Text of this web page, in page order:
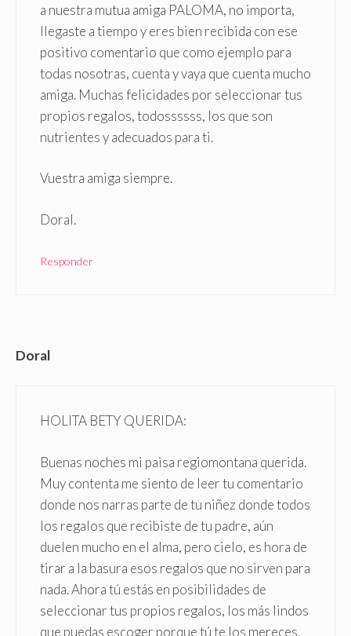
a nuestra mutua amiga PALOMA, no importa,
llegaste a tiempo y eres bien recibida con ese
positivo comentario que como ejemplo para
todas nosotras, cuenta y vaya que cuenta mucho
amiga. Muchas felicidades por seleccionar tus
propios regalos, todossssss, los que son
nutrientes y adecuados para ti.
Vuestra amiga siempre.
Doral.
Responder
Doral
HOLITA BETY QUERIDA:
Buenas noches mi paisa regiomontana querida.
Muy contenta me siento de leer tu comentario
donde nos narras parte de tu niñez donde todos
los regalos que recibiste de tu padre, aún
duelen mucho en el alma, pero cielo, es hora de
tirar a la basura esos regalos que no sirven para
nada. Ahora tú estás en posibilidades de
seleccionar tus propios regalos, los más lindos
que puedas escoger porque tú te los mereces.